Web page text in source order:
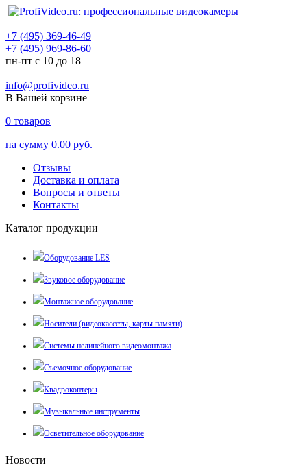
+7 (495) 369-46-49
+7 (495) 969-86-60
пн-пт с 10 до 18
info@profivideo.ru
В Вашей корзине
0 товаров
на сумму 0.00 руб.
Отзывы
Доставка и оплата
Вопросы и ответы
Контакты
Каталог продукции
Оборудование LES
Звуковое оборудование
Монтажное оборудование
Носители (видеокассеты, карты памяти)
Системы нелинейного видеомонтажа
Съемочное оборудование
Квадрокоптеры
Музыкальные инструменты
Осветительное оборудование
Новости